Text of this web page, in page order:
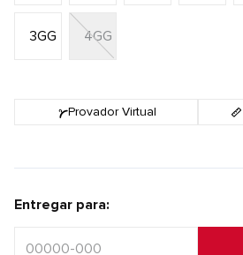
3GG 4GG
Provador Virtual
Entregar para: